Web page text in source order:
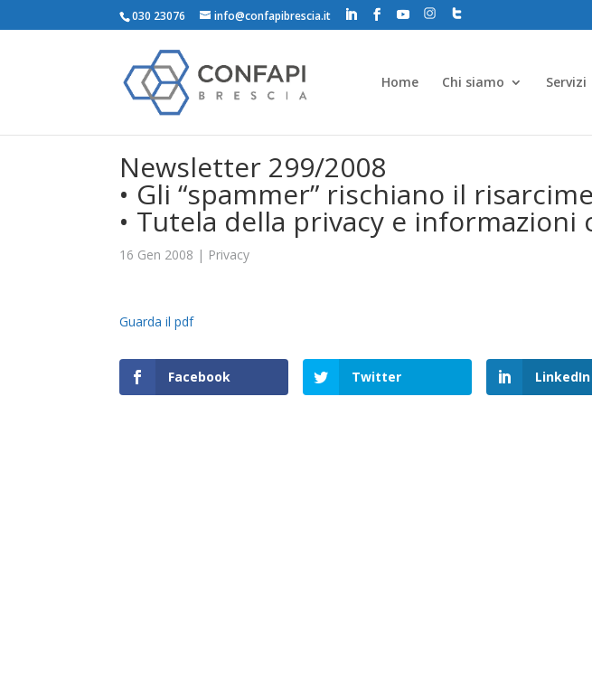
030 23076 info@confapibrescia.it
Home Chi siamo Servizi
Newsletter 299/2008
• Gli “spammer” rischiano il
• Tutela della privacy e informazioni
16 Gen 2008 | Privacy
Guarda il pdf
Facebook Twitter LinkedIn